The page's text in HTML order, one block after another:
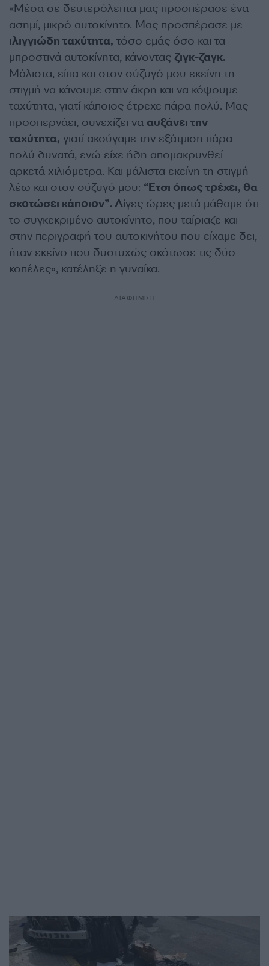
«Μέσα σε δευτερόλεπτα μας προσπέρασε ένα
ασημί, μικρό αυτοκίνητο. Μας προσπέρασε με
ιλιγγιώδη ταχύτητα, τόσο εμάς όσο και τα
μπροστινά αυτοκίνητα, κάνοντας ζιγκ-ζαγκ.
Μάλιστα, είπα και στον σύζυγό μου εκείνη τη
στιγμή να κάνουμε στην άκρη και να κόψουμε
ταχύτητα, γιατί κάποιος έτρεχε πάρα πολύ. Μας
προσπερνάει, συνεχίζει να αυξάνει την
ταχύτητα, γιατί ακούγαμε την εξάτμιση πάρα
πολύ δυνατά, ενώ είχε ήδη απομακρυνθεί
αρκετά χιλιόμετρα. Και μάλιστα εκείνη τη στιγμή
λέω και στον σύζυγό μου: “Έτσι όπως τρέχει, θα
σκοτώσει κάποιον”. Λίγες ώρες μετά μάθαμε ότι
το συγκεκριμένο αυτοκίνητο, που ταίριαζε και
στην περιγραφή του αυτοκινήτου που είχαμε δει,
ήταν εκείνο που δυστυχώς σκότωσε τις δύο
κοπέλες», κατέληξε η γυναίκα.
ΔΙΑΦΗΜΙΣΗ